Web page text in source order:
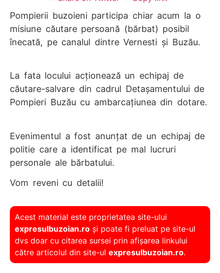
Pompierii buzoieni participa chiar acum la o
misiune căutare persoană (bărbat) posibil
înecată, pe canalul dintre Vernesti și Buzău.
La fata locului acționează un echipaj de
căutare-salvare din cadrul Detașamentului de
Pompieri Buzău cu ambarcațiunea din dotare.
Evenimentul a fost anunțat de un echipaj de
politie care a identificat pe mal lucruri
personale ale bărbatului.
Vom reveni cu detalii!
Acest material este proprietatea site-ului
expresulbuzoian.ro și poate fi preluat pe site-ul
dvs doar cu citarea sursei prin afișarea linkului
către articolul din site-ul expresulbuzoian.ro.